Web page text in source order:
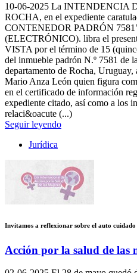
10-06-2025 La INTENDENCIA
ROCHA, en el expediente
CONTENEDOR PADRÓN
(ELECTRÓNICO). libra el
VISTA por el término de 15
del inmueble padrón N.º 7581 de
departamento de Rocha, Uruguay,
Mario Anza León quien figura
en el certificado de información
expediente citado, así como a los
relaci&oacute (...)
Seguir leyendo
Jurídica
Invitamos a reflexionar sobre el auto
Acción por la salud de las